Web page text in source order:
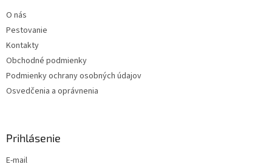
O nás
Pestovanie
Kontakty
Obchodné podmienky
Podmienky ochrany osobných údajov
Osvedčenia a oprávnenia
Prihlásenie
E-mail